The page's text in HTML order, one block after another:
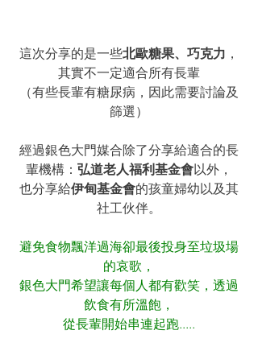
這次分享的是一些北歐糖果、巧克力 ，
其實不一定適合所有長輩
（有些長輩有糖尿病，因此需要討論及
篩選）
經過銀色大門媒合除了分享給適合的長
輩機構： 弘道老人福利基金會以外，
也分享給伊甸基金會的孩童婦幼以及其
社工伙伴。
避免食物飄洋過海卻最後投身至垃圾場
的哀歌，
銀色大門希望讓每個人都有歡笑，透過
飲食有所溫飽，
從長輩開始串連起跑.....